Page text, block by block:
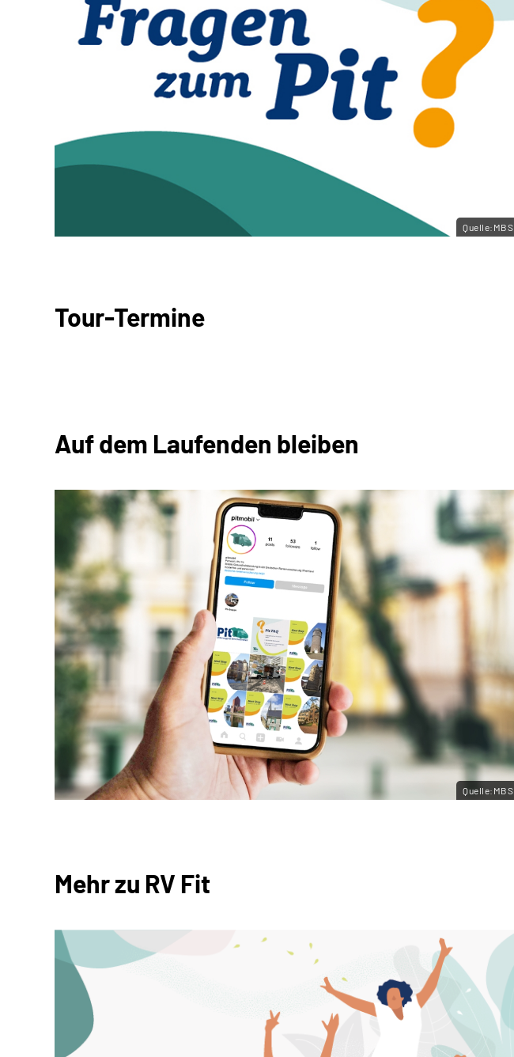
Quelle:MBS
Tour-Termine
Auf dem Laufenden bleiben
Quelle:MBS
Mehr zu RV Fit